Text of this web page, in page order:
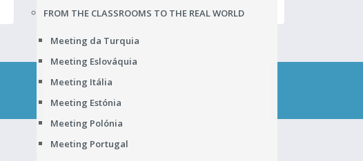
FROM THE CLASSROOMS TO THE REAL WORLD
Meeting da Turquia
Meeting Eslováquia
Meeting Itália
Meeting Estónia
Meeting Polónia
Meeting Portugal